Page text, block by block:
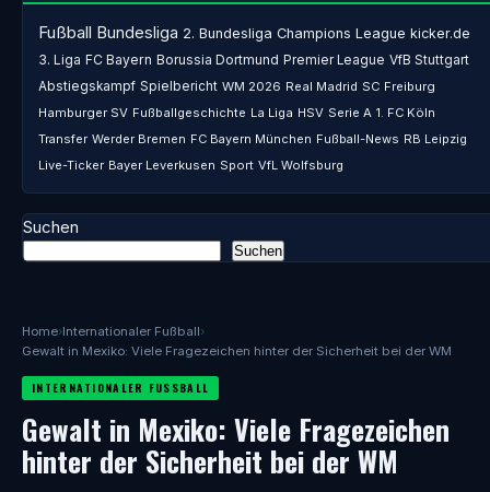
Home›Internationaler Fußball›
Gewalt in Mexiko: Viele Fragezeichen hinter der Sicherheit bei der WM
INTERNATIONALER FUSSBALL
Gewalt in Mexiko: Viele Fragezeichen
hinter der Sicherheit bei der WM
Fußball Bundesliga 2. Bundesliga Champions League kicker.de
3. Liga FC Bayern Borussia Dortmund Premier League VfB Stuttgart
Abstiegskampf Spielbericht WM 2026 Real Madrid SC Freiburg
Hamburger SV Fußballgeschichte La Liga HSV Serie A 1. FC Köln
Transfer Werder Bremen FC Bayern München Fußball-News RB Leipzig
Live-Ticker Bayer Leverkusen Sport VfL Wolfsburg
Suchen
Suchen